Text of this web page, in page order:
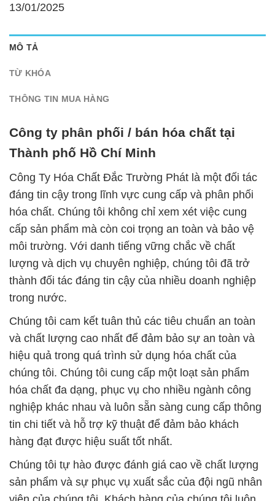
13/01/2025
MÔ TẢ
TỪ KHÓA
THÔNG TIN MUA HÀNG
Công ty phân phối / bán hóa chất tại
Thành phố Hồ Chí Minh
Công Ty Hóa Chất Đắc Trường Phát là một đối tác
đáng tin cậy trong lĩnh vực cung cấp và phân phối
hóa chất. Chúng tôi không chỉ xem xét việc cung
cấp sản phẩm mà còn coi trọng an toàn và bảo vệ
môi trường. Với danh tiếng vững chắc về chất
lượng và dịch vụ chuyên nghiệp, chúng tôi đã trở
thành đối tác đáng tin cậy của nhiều doanh nghiệp
trong nước.
Chúng tôi cam kết tuân thủ các tiêu chuẩn an toàn
và chất lượng cao nhất để đảm bảo sự an toàn và
hiệu quả trong quá trình sử dụng hóa chất của
chúng tôi. Chúng tôi cung cấp một loạt sản phẩm
hóa chất đa dạng, phục vụ cho nhiều ngành công
nghiệp khác nhau và luôn sẵn sàng cung cấp thông
tin chi tiết và hỗ trợ kỹ thuật để đảm bảo khách
hàng đạt được hiệu suất tốt nhất.
Chúng tôi tự hào được đánh giá cao về chất lượng
sản phẩm và sự phục vụ xuất sắc của đội ngũ nhân